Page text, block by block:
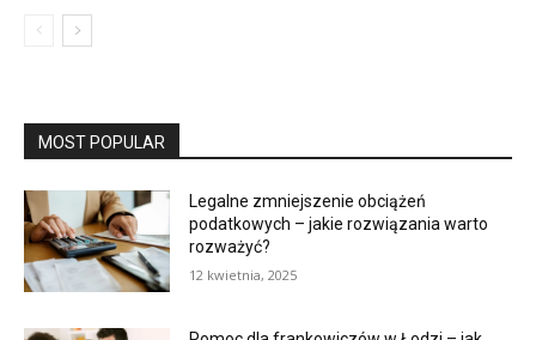
MOST POPULAR
Legalne zmniejszenie obciążeń
podatkowych – jakie rozwiązania warto
rozważyć?
12 kwietnia, 2025